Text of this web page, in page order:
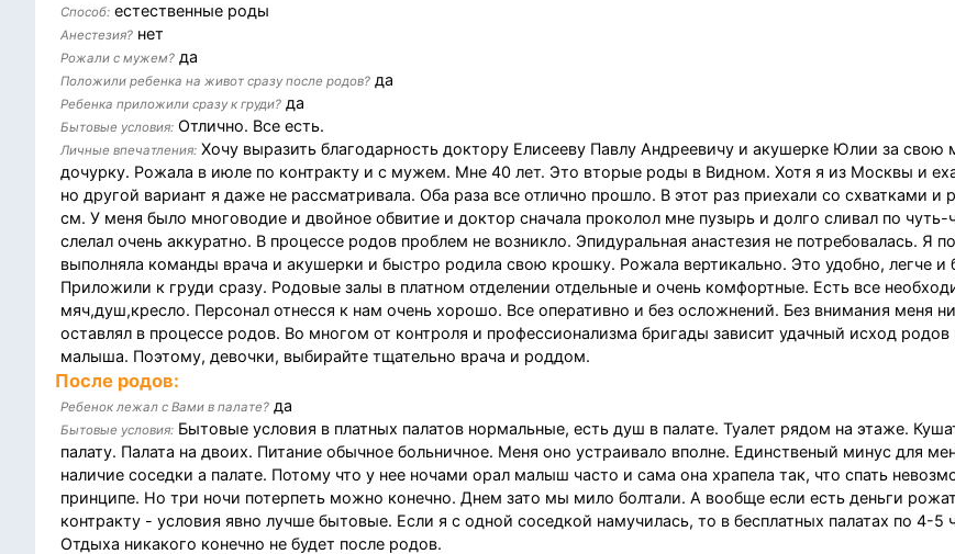
Способ: естественные роды
Анестезия? нет
Рожали с мужем? да
Положили ребенка на живот сразу после родов? да
Ребенка приложили сразу к груди? да
Бытовые условия: Отлично. Все есть.
Личные впечатления: Хочу выразить благодарность доктору Елисееву Павлу Андреевичу и акушерке Юлии за свою
дочурку. Рожала в июле по контракту и с мужем. Мне 40 лет. Это вторые роды в Видном. Хотя я из Москвы и
но другой вариант я даже не рассматривала. Оба раза все отлично прошло. В этот раз приехали со схватками и
см. У меня было многоводие и двойное обвитие и доктор сначала проколол мне пузырь и долго сливал по чуть-
слелал очень аккуратно. В процессе родов проблем не возникло. Эпидуральная анастезия не потребовалась. Я
выполняла команды врача и акушерки и быстро родила свою крошку. Рожала вертикально. Это удобно, легче и
Приложили к груди сразу. Родовые залы в платном отделении отдельные и очень комфортные. Есть все
мяч,душ,кресло. Персонал отнесся к нам очень хорошо. Все оперативно и без осложнений. Без внимания меня
оставлял в процессе родов. Во многом от контроля и профессионализма бригады зависит удачный исход родов
малыша. Поэтому, девочки, выбирайте тщательно врача и роддом.
После родов:
Ребенок лежал с Вами в палате? да
Бытовые условия: Бытовые условия в платных палатов нормальные, есть душ в палате. Туалет рядом на этаже.
палату. Палата на двоих. Питание обычное больничное. Меня оно устраивало вполне. Единственый минус для
наличие соседки а палате. Потому что у нее ночами орал малыш часто и сама она храпела так, что спать
принципе. Но три ночи потерпеть можно конечно. Днем зато мы мило болтали. А вообще если есть деньги
контракту - условия явно лучше бытовые. Если я с одной соседкой намучилась, то в бесплатных палатах по 4-5
Отдыха никакого конечно не будет после родов.